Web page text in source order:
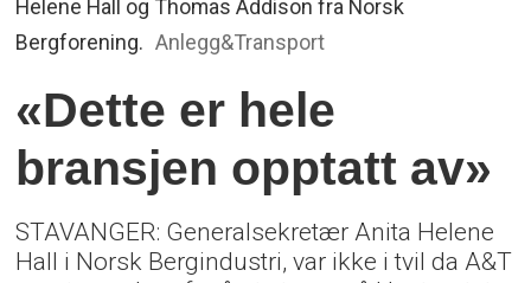
Helene Hall og Thomas Addison fra Norsk
Bergforening. Anlegg&Transport
«Dette er hele
bransjen opptatt av»
STAVANGER: Generalsekretær Anita Helene
Hall i Norsk Bergindustri, var ikke i tvil da A&T